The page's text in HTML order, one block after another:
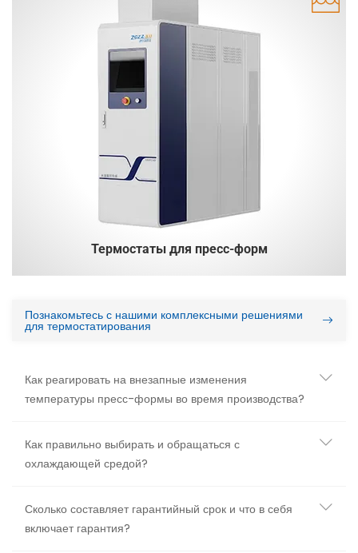
Термостаты для пресс-форм
Познакомьтесь с нашими комплексными решениями
для термостатирования
Как реагировать на внезапные изменения
температуры пресс-формы во время производства?
Как правильно выбирать и обращаться с
охлаждающей средой?
Сколько составляет гарантийный срок и что в себя
включает гарантия?